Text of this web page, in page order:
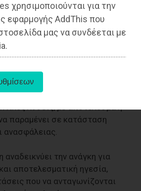
χρησιμοποιούνται για την
εφαρμογής AddThis που
μας να συνδέεται με
η οποία επανεξελέγει στις
έχει επικριθεί για την έλλειψη
και σχεδίου.
η αντιπολίτευση φαίνεται
πρόγραμμα που να
παραμένει σε κατάσταση
ανασφάλειας.
την ανάγκη για
αποτελεσματική ηγεσία,
που να ανταγωνίζονται